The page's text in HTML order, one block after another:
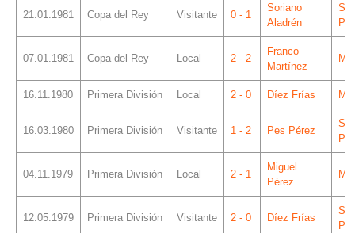
21.01.1981 Copa del Rey Visitante 0 - 1
Soriano
Aladrén
07.01.1981 Copa del Rey Local 2 - 2
Franco
Martínez
16.11.1980 Primera División Local 2 - 0 Díez Frías
16.03.1980 Primera División Visitante 1 - 2 Pes Pérez
04.11.1979 Primera División Local 2 - 1
Miguel
Pérez
12.05.1979 Primera División Visitante 2 - 0 Díez Frías